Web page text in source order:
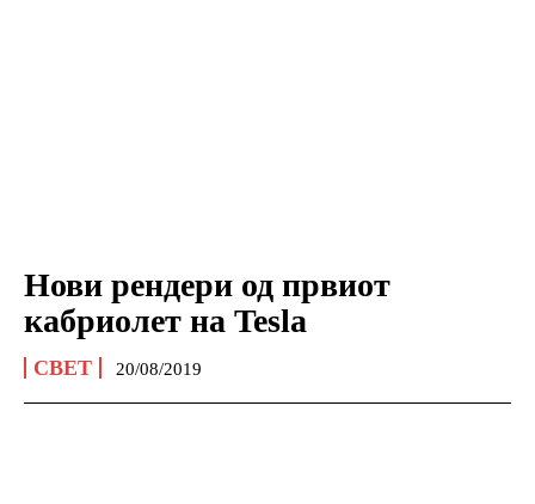
Нови рендери од првиот
кабриолет на Tesla
СВЕТ 20/08/2019